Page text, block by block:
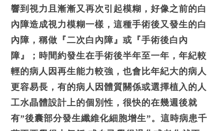
響到視力且漸漸又再次引起模糊，好像之前的白
內障造成視力模糊一樣，這種手術後又發生的白
內障，稱做『二次白內障』或『手術後白內
障』；時間約發生在手術後半年至一年，年紀較
輕的病人因再生能力較強，也會比年紀大的病人
更容易長，有的病人因體質關係或選擇植入的人
工水晶體設計上的個別性，很快的在幾週後就
有”後囊部分發生纖維化細胞增生”。這時病患千